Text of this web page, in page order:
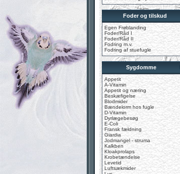
Foder og tilskud
Egen Frøblanding
Foder/Råd I
Foder/Råd II
Fodring m.v.
Fodring af stuefugle
Sygdomme
Appetit
A-Vitamin
Appetit og næring
Beskæfigelse
Blodmider
Bændelorm hos fugle
D-Vitamin
Dyrlægebesøg
E-Coli
Fransk fældning
Giardia
Jodmangel - struma
Kalkben
Kloakprolaps
Krobetændelse
Levetid
Luftsækmider